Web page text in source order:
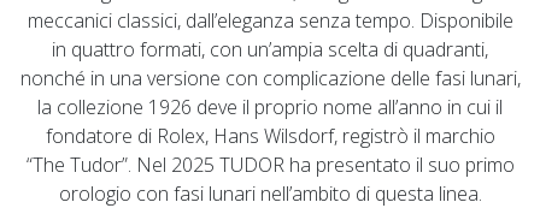
meccanici classici, dall’eleganza senza tempo. Disponibile
in quattro formati, con un’ampia scelta di quadranti,
nonché in una versione con complicazione delle fasi lunari,
la collezione 1926 deve il proprio nome all’anno in cui il
fondatore di Rolex, Hans Wilsdorf, registrò il marchio
“The Tudor”. Nel 2025 TUDOR ha presentato il suo primo
orologio con fasi lunari nell’ambito di questa linea.